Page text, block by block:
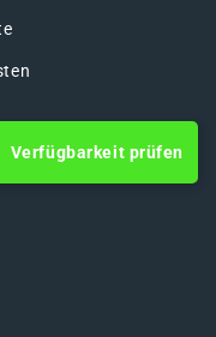
Verfügbarkeit prüfen